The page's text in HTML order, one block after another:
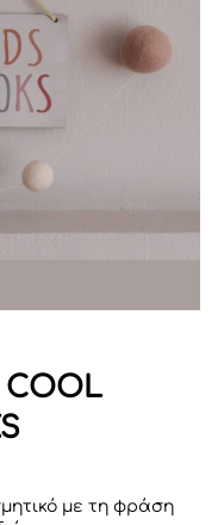
με τη φράση